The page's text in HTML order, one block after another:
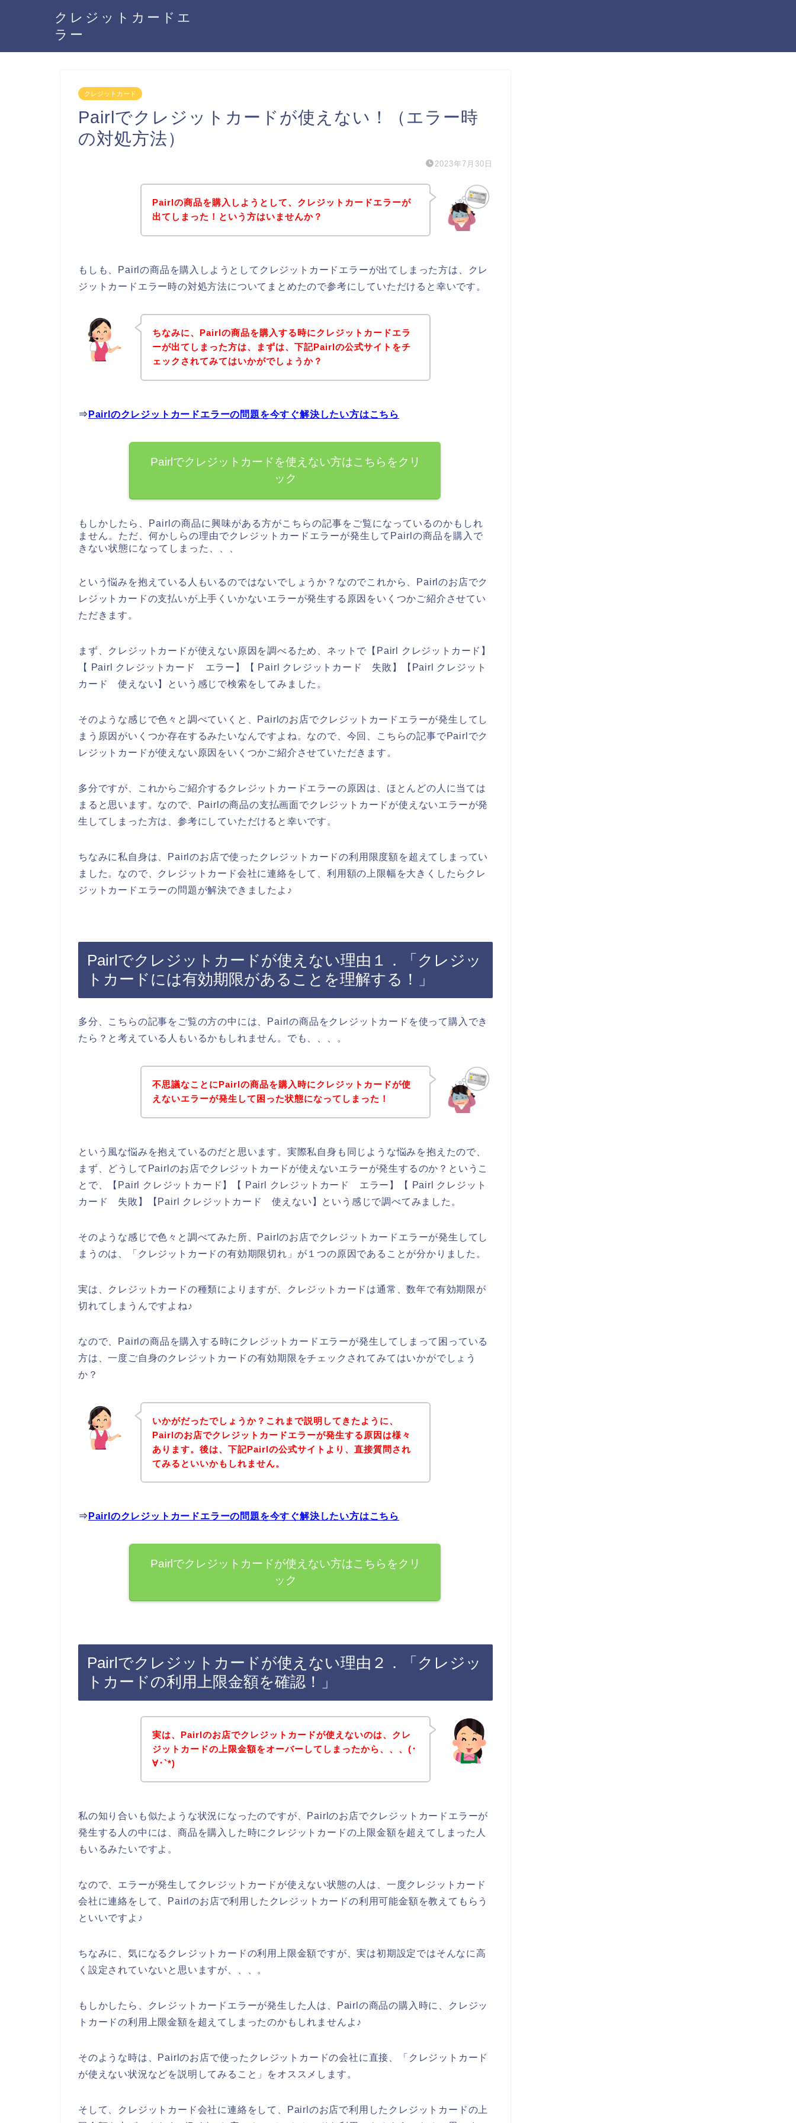
クレジットカードエ
ラー
クレジットカード
Pairlでクレジットカードが使えない！（エラー時
の対処方法）
2023年7月30日
Pairlの商品を購入しようとして、クレジットカードエラーが
出てしまった！という方はいませんか？
もしも、Pairlの商品を購入しようとしてクレジットカードエラーが出てしまった方は、クレ
ジットカードエラー時の対処方法についてまとめたので参考にしていただけると幸いです。
ちなみに、Pairlの商品を購入する時にクレジットカードエラ
ーが出てしまった方は、まずは、下記Pairlの公式サイトをチ
ェックされてみてはいかがでしょうか？
⇒ Pairlのクレジットカードエラーの問題を今すぐ解決したい方はこちら
Pairlでクレジットカードを使えない方はこちらをクリ
ック
もしかしたら、Pairlの商品に興味がある方がこちらの記事をご覧になっているのかもしれ
ません。ただ、何かしらの理由でクレジットカードエラーが発生してPairlの商品を購入で
きない状態になってしまった、、、
という悩みを抱えている人もいるのではないでしょうか？なのでこれから、Pairlのお店でク
レジットカードの支払いが上手くいかないエラーが発生する原因をいくつかご紹介させてい
ただきます。
まず、クレジットカードが使えない原因を調べるため、ネットで【Pairl クレジットカード】
【 Pairl クレジットカード エラー】【 Pairl クレジットカード 失敗】【Pairl クレジット
カード 使えない】という感じで検索をしてみました。
そのような感じで色々と調べていくと、Pairlのお店でクレジットカードエラーが発生してし
まう原因がいくつか存在するみたいなんですよね。なので、今回、こちらの記事でPairlでク
レジットカードが使えない原因をいくつかご紹介させていただきます。
多分ですが、これからご紹介するクレジットカードエラーの原因は、ほとんどの人に当ては
まると思います。なので、Pairlの商品の支払画面でクレジットカードが使えないエラーが発
生してしまった方は、参考にしていただけると幸いです。
ちなみに私自身は、Pairlのお店で使ったクレジットカードの利用限度額を超えてしまってい
ました。なので、クレジットカード会社に連絡をして、利用額の上限幅を大きくしたらクレ
ジットカードエラーの問題が解決できましたよ♪
Pairlでクレジットカードが使えない理由１．「クレジッ
トカードには有効期限があることを理解する！」
多分、こちらの記事をご覧の方の中には、Pairlの商品をクレジットカードを使って購入でき
たら？と考えている人もいるかもしれません。でも、、、。
不思議なことにPairlの商品を購入時にクレジットカードが使
えないエラーが発生して困った状態になってしまった！
という風な悩みを抱えているのだと思います。実際私自身も同じような悩みを抱えたので、
まず、どうしてPairlのお店でクレジットカードが使えないエラーが発生するのか？というこ
とで、【Pairl クレジットカード】【 Pairl クレジットカード エラー】【 Pairl クレジット
カード 失敗】【Pairl クレジットカード 使えない】という感じで調べてみました。
そのような感じで色々と調べてみた所、Pairlのお店でクレジットカードエラーが発生してし
まうのは、「クレジットカードの有効期限切れ」が１つの原因であることが分かりました。
実は、クレジットカードの種類によりますが、クレジットカードは通常、数年で有効期限が
切れてしまうんですよね♪
なので、Pairlの商品を購入する時にクレジットカードエラーが発生してしまって困っている
方は、一度ご自身のクレジットカードの有効期限をチェックされてみてはいかがでしょう
か？
いかがだったでしょうか？これまで説明してきたように、
Pairlのお店でクレジットカードエラーが発生する原因は様々
あります。後は、下記Pairlの公式サイトより、直接質問され
てみるといいかもしれません。
⇒ Pairlのクレジットカードエラーの問題を今すぐ解決したい方はこちら
Pairlでクレジットカードが使えない方はこちらをクリ
ック
Pairlでクレジットカードが使えない理由２．「クレジッ
トカードの利用上限金額を確認！」
実は、Pairlのお店でクレジットカードが使えないのは、クレ
ジットカードの上限金額をオーバーしてしまったから、、、(･
∀･`*)
私の知り合いも似たような状況になったのですが、Pairlのお店でクレジットカードエラーが
発生する人の中には、商品を購入した時にクレジットカードの上限金額を超えてしまった人
もいるみたいですよ。
なので、エラーが発生してクレジットカードが使えない状態の人は、一度クレジットカード
会社に連絡をして、Pairlのお店で利用したクレジットカードの利用可能金額を教えてもらう
といいですよ♪
ちなみに、気になるクレジットカードの利用上限金額ですが、実は初期設定ではそんなに高
く設定されていないと思いますが、、、。
もしかしたら、クレジットカードエラーが発生した人は、Pairlの商品の購入時に、クレジッ
トカードの利用上限金額を超えてしまったのかもしれませんよ♪
そのような時は、Pairlのお店で使ったクレジットカードの会社に直接、「クレジットカード
が使えない状況などを説明してみること」をオススメします。
そして、クレジットカード会社に連絡をして、Pairlのお店で利用したクレジットカードの上